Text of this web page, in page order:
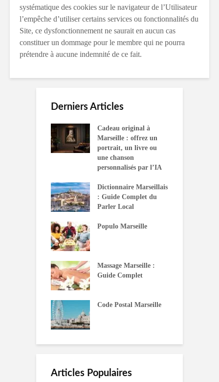
systématique des cookies sur le navigateur de l’Utilisateur
l’empêche d’utiliser certains services ou fonctionnalités du
Site, ce dysfonctionnement ne saurait en aucun cas
constituer un dommage pour le membre qui ne pourra
prétendre à aucune indemnité de ce fait.
Derniers Articles
Cadeau original à
Marseille : offrez un
portrait, un livre ou
une chanson
personnalisés par l’IA
Dictionnaire Marseillais
: Guide Complet du
Parler Local
Populo Marseille
Massage Marseille :
Guide Complet
Code Postal Marseille
Articles Populaires